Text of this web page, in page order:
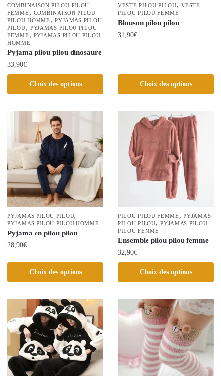
COMBINAISON PILOU PILOU
FEMME, COMBINAISON PILOU
PILOU HOMME,PYJAMAS PILOU
PILOU, PYJAMAS PILOU PILOU
FEMME, PYJAMAS PILOU PILOU
HOMME
Pyjama pilou pilou dinosaure
33,90€
Choix des options
produit
variations.
options
peuvent
être
choisies
sur
la
page
du
produit
VESTE PILOU PILOU,VESTE
PILOU PILOU FEMME
Blouson pilou pilou
31,90€
Choix des options
a
plusieurs
Les
options
peuvent
choisies
du
produit
PYJAMAS PILOU PILOU,
PYJAMAS PILOU PILOU HOMME
Pyjama en pilou pilou
28,90€
Choix des options
Ce
plusieurs
variations.
Les
options
peuvent
être
choisies
PILOU PILOU FEMME,PYJAMAS
PILOU PILOU,PYJAMAS PILOU
PILOU FEMME
Ensemble pilou pilou femme
32,90€
Choix des options
produit
plusieurs
variations.
peuvent
être